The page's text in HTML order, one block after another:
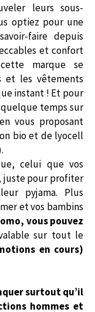
leurs sous-
optiez pour une
faire depuis
et confort
marque se
et les vêtements
instant ! Et pour
temps sur
vous proposant
bio et de lyocell
celui que vos
juste pour profiter
pyjama. Plus
et vos bambins
vous pouvez
sur tout le
en cours)
surtout qu’il
hommes et